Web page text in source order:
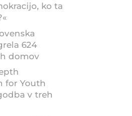
ko ta
624
domov
for Youth
v treh